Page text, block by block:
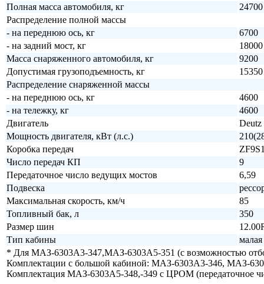
Полная масса автомобиля, кг
24700
Распределение полной массы
- на переднюю ось, кг
6700
- на задний мост, кг
18000
Масса снаряженного автомобиля, кг
9200
Допустимая грузоподъемность, кг
15350
Распределение снаряженной массы
- на переднюю ось, кг
4600
- на тележку, кг
4600
Двигатель
Мощность двигателя, кВт (л.с.)
Коробка передач
Число передач КП
9
Передаточное число ведущих мостов
6,59
Подвеска
Максимальная скорость, км/ч
85
Топливный бак, л
350
Размер шин
Тип кабины
малая
* Для МАЗ-6303А3-347,МАЗ-6303А5-351 (с возможностью
Комплектации с большой кабиной: МАЗ-6303А3-346, МАЗ-
Комплектация МАЗ-6303А5-348,-349 с ЦРОМ (передаточное